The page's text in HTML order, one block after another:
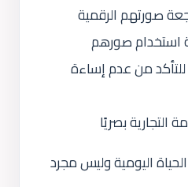
صورتهم الرقمية
استخدام صورهم
من عدم إساءة
التجارية بصريًا
اليومية وليس مجرد